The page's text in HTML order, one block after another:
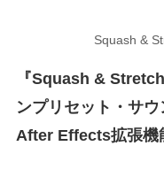
Squash &
『Squash &
ンプリセット・サ
After Effects拡張機